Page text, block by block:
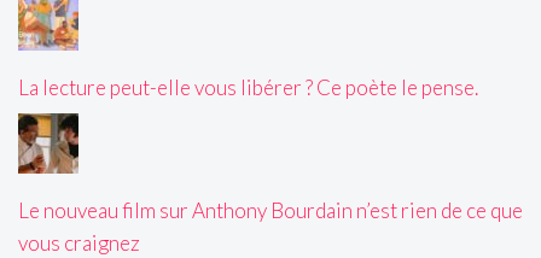
La lecture peut-elle vous libérer ? Ce poète le pense.
Le nouveau film sur Anthony Bourdain n’est rien de ce que
vous craignez